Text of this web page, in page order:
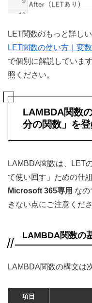
LET関数のもっと詳し
LET関数の使い方｜変
で個別に解説していま
照ください。
LAMBDA関数
分の関数」を
LAMBDA関数は、LET
て使い回す」ための仕
Microsoft 365専用 な
きない点にご注意くださ
LAMBDA関数の
LAMBDA関数の構文は
項目